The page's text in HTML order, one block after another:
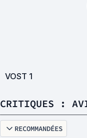
VOST 1
CRITIQUES :
RECOMMANDÉES